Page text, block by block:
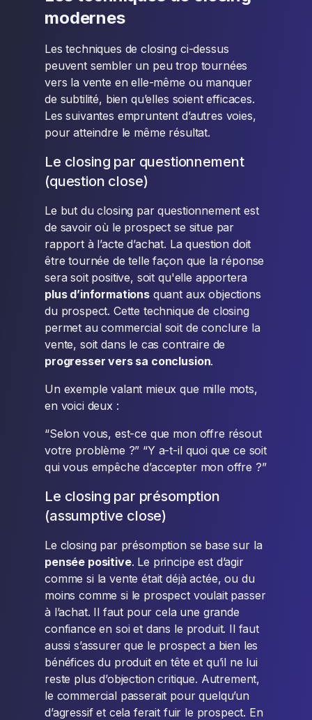
modernes
Les techniques de closing ci-dessus
peuvent sembler un peu trop tournées
vers la vente en elle-même ou manquer
de subtilité, bien qu’elles soient efficaces.
Les suivantes empruntent d’autres voies,
pour atteindre le même résultat.
Le closing par questionnement
(question close)
Le but du closing par questionnement est
de savoir où le prospect se situe par
rapport à l’acte d’achat. La question doit
être tournée de telle façon que la réponse
sera soit positive, soit qu'elle apportera
plus d’informationsquant aux objections
du prospect. Cette technique de closing
permet au commercial soit de conclure la
vente, soit dans le cas contraire de
progresser vers sa conclusion.
Un exemple valant mieux que mille mots,
en voici deux :
“Selon vous, est-ce que mon offre résout
votre problème ?” “Y a-t-il quoi que ce soit
qui vous empêche d’accepter mon offre ?”
Le closing par présomption
(assumptive close)
Le closing par présomption se base sur la
pensée positive. Le principe est d’agir
comme si la vente était déjà actée, ou du
moins comme si le prospect voulait passer
à l’achat. Il faut pour cela une grande
confiance en soi et dans le produit. Il faut
aussi s’assurer que le prospect a bien les
bénéfices du produit en tête et qu’il ne lui
reste plus d’objection critique. Autrement,
le commercial passerait pour quelqu’un
d’agressif et cela ferait fuir le prospect. En